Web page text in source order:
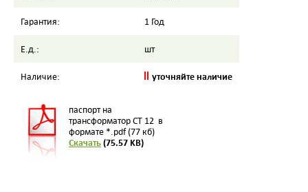
Гарантия: 1 Год
Е.д.: шт
Наличие: уточняйте наличие
паспорт на
трансформатор CT 12 в
формате *.pdf (77 кб)
Скачать(75.57 KB)